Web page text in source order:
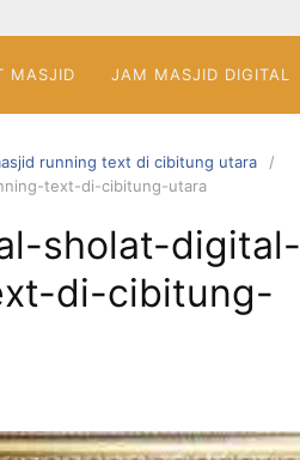
MASJID JAM MASJID DIGITAL
running text di cibitung utara
text-di-cibitung-utara
sholat-digital-
di-cibitung-